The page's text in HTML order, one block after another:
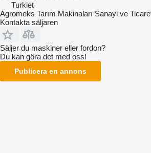
Turkiet
Agromeks Tarım Makinaları Sanayi ve
Kontakta säljaren
Säljer du maskiner eller fordon?
Du kan göra det med oss!
Publicera en annons